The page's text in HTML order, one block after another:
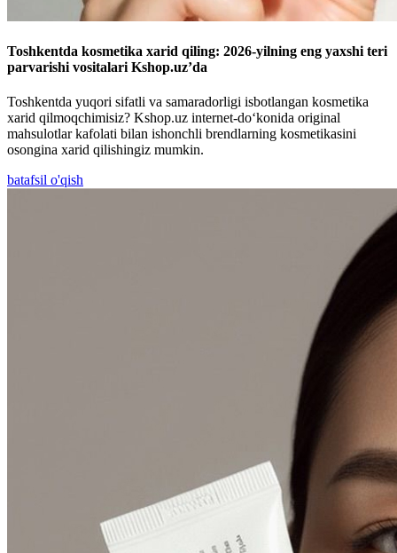
Toshkentda kosmetika xarid qiling: 2026-yilning eng yaxshi teri
parvarishi vositalari Kshop.uz’da
Toshkentda yuqori sifatli va samaradorligi isbotlangan kosmetika
xarid qilmoqchimisiz? Kshop.uz internet-do‘konida original
mahsulotlar kafolati bilan ishonchli brendlarning kosmetikasini
osongina xarid qilishingiz mumkin.
batafsil o'qish